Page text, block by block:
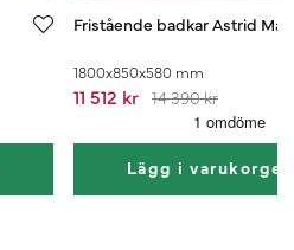
Fristående badkar Astrid
1800x850x580 mm
11 512 kr 14 390 kr
Lägg i varukorgen